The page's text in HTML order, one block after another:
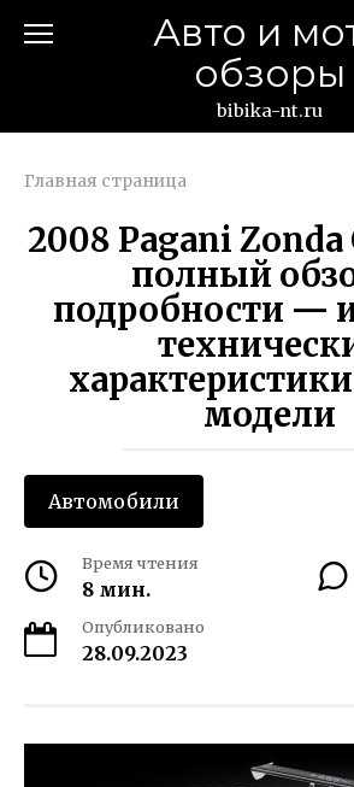
Авто и
обзоры
bibika-nt.ru
Главная страница
2008 Pagani
полный
подробности —
модели
Автомобили
Время чтения
8 мин.
Опубликовано
28.09.2023